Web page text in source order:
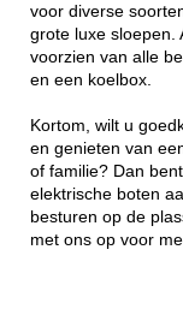
voor diverse
grote luxe sloepen.
voorzien van alle
en een koelbox.
Kortom, wilt u
en genieten van
of familie? Dan
elektrische boten
besturen op de
met ons op voor